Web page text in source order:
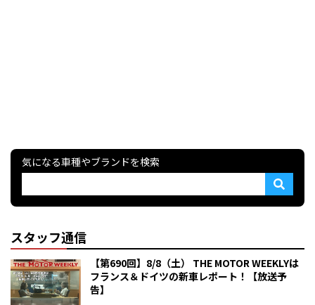
気になる車種やブランドを検索
スタッフ通信
【第690回】8/8（土） THE MOTOR WEEKLYは
フランス＆ドイツの新車レポート！【放送予
告】